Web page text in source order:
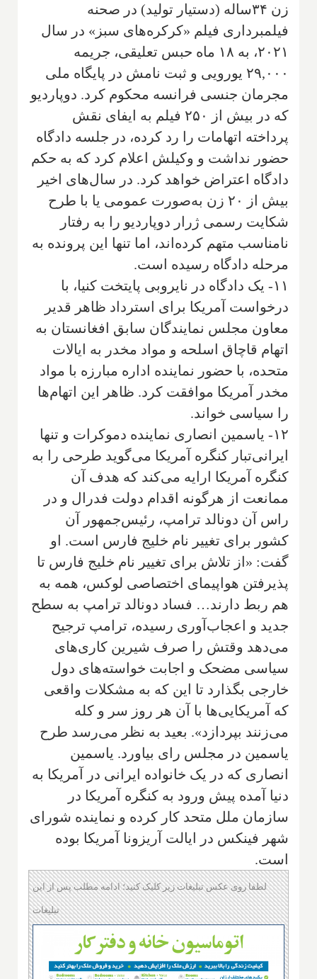
زن ۳۴ساله (دستیار تولید) در صحنه
فیلمبرداری فیلم «کرکره‌های سبز» در سال
۲۰۲۱، به ۱۸ ماه حبس تعلیقی، جریمه
۲۹,۰۰۰ یورویی و ثبت نامش در پایگاه ملی
مجرمان جنسی فرانسه محکوم کرد. دوپاردیو
که در بیش از ۲۵۰ فیلم به ایفای نقش
پرداخته اتهامات را رد کرده، در جلسه دادگاه
حضور نداشت و وکیلش اعلام کرد که به حکم
دادگاه اعتراض خواهد کرد. در سال‌های اخیر
بیش از ۲۰ زن به‌صورت عمومی یا با طرح
شکایت رسمی ژرار دوپاردیو را به رفتار
نامناسب متهم کرده‌اند، اما تنها این پرونده به
مرحله دادگاه رسیده است.
۱۱- یک دادگاه در نایروبی پایتخت کنیا، با
درخواست آمریکا برای استرداد ظاهر قدیر
معاون مجلس نمایندگان سابق افغانستان به
اتهام قاچاق اسلحه و مواد مخدر به ایالات
متحده، با حضور نماینده اداره مبارزه با مواد
مخدر آمریکا موافقت کرد. ظاهر این اتهام‌ها
را سیاسی خواند.
۱۲- یاسمین انصاری نماینده دموکرات و تنها
ایرانی‌تبار کنگره آمریکا می‌گوید طرحی را به
کنگره آمریکا ارایه می‌کند که هدف آن
ممانعت از هرگونه اقدام دولت فدرال و در
راس آن دونالد ترامپ، رئیس‌جمهور آن
کشور برای تغییر نام خلیج فارس است. او
گفت: «از تلاش برای تغییر نام خلیج فارس تا
پذیرفتن هواپیمای اختصاصی لوکس، همه به
هم ربط دارند… فساد دونالد ترامپ به سطح
جدید و اعجاب‌آوری رسیده، ترامپ ترجیح
می‌دهد وقتش را صرف شیرین کاری‌های
سیاسی مضحک و اجابت خواسته‌های دول
خارجی بگذارد تا این که به مشکلات واقعی
که آمریکایی‌ها با آن هر روز سر و کله
می‌زنند بپردازد». بعید به نظر می‌رسد طرح
یاسمین در مجلس رای بیاورد. یاسمین
انصاری که در یک خانواده ایرانی در آمریکا به
دنیا آمده پیش ورود به کنگره آمریکا در
سازمان ملل متحد کار کرده و نماینده شورای
شهر فینکس در ایالت آریزونا آمریکا بوده
است.
لطفا روی عکس تبلیغات زیر کلیک کنید؛ ادامه مطلب پس از این
تبلیغات